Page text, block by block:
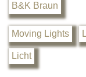
B&K Braun
Moving Lights
Licht